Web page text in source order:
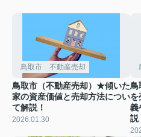
鳥取市 不動産売却
鳥取市（不動産売却）★傾いた
家の資産価値と売却方法につい
て解説！
2026.01.30
鳥
を
義
説